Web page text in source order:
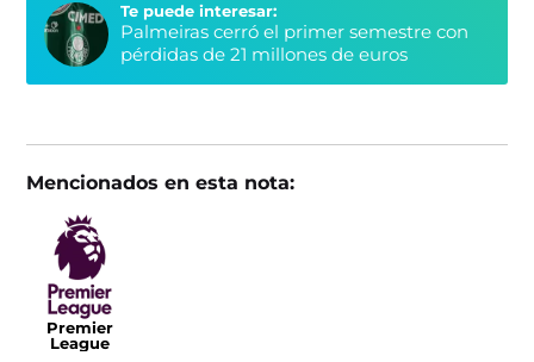
Te puede interesar:
Palmeiras cerró el primer semestre con
pérdidas de 21 millones de euros
Mencionados en esta nota:
Premier
League